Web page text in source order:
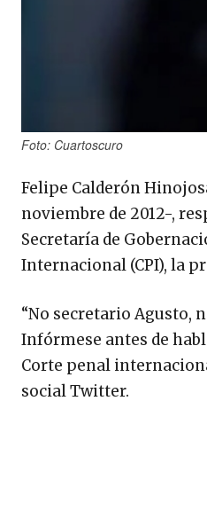
Foto: Cuartoscuro
Felipe Calderón
noviembre de 2012-,
Secretaría de
Internacional (CPI), la
“No secretario Agusto,
Infórmese antes de
Corte penal
social Twitter.